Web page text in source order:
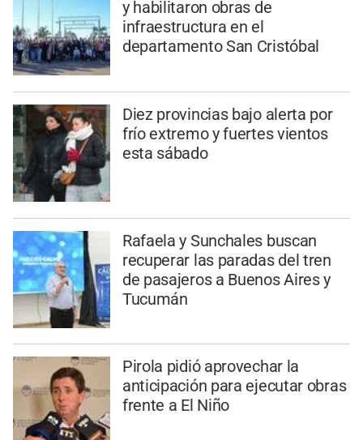
y habilitaron obras de
infraestructura en el
departamento San Cristóbal
Diez provincias bajo alerta por
frío extremo y fuertes vientos
esta sábado
Rafaela y Sunchales buscan
recuperar las paradas del tren
de pasajeros a Buenos Aires y
Tucumán
Pirola pidió aprovechar la
anticipación para ejecutar obras
frente a El Niño